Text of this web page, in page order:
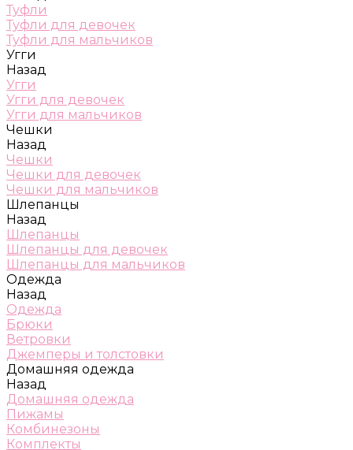
Туфли
Туфли для девочек
Туфли для мальчиков
Угги
Назад
Угги
Угги для девочек
Угги для мальчиков
Чешки
Назад
Чешки
Чешки для девочек
Чешки для мальчиков
Шлепанцы
Назад
Шлепанцы
Шлепанцы для девочек
Шлепанцы для мальчиков
Одежда
Назад
Одежда
Брюки
Ветровки
Джемперы и толстовки
Домашняя одежда
Назад
Домашняя одежда
Пижамы
Комбинезоны
Комплекты